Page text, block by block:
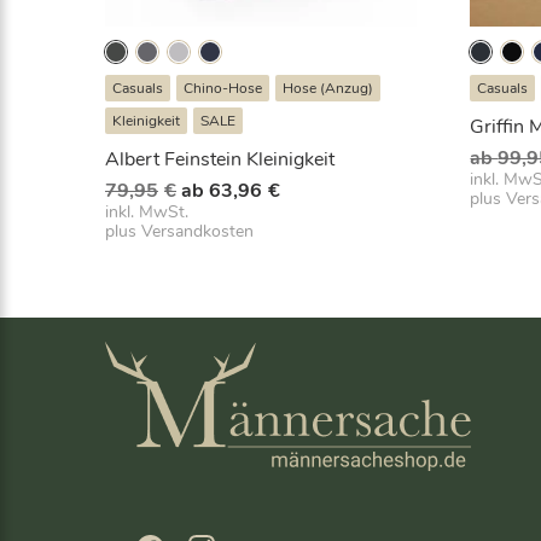
Casuals Chino-Hose
Hose (Anzug)
Kleinigkeit
SALE
Albert Feinstein Kleinigkeit
79,95 €Ursprünglicher
Preis
war:
ab 63,96 €Aktueller
inkl. MwSt.
plus Versandkosten
Casuals
Griffin
ab
inkl.
plus